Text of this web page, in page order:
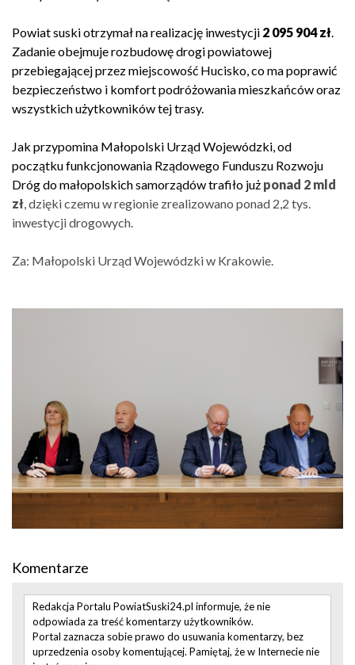
Powiat suski otrzymał na realizację inwestycji 2 095 904 zł
Zadanie obejmuje rozbudowę drogi powiatowej
przebiegającej przez miejscowość Hucisko, co ma poprawić
bezpieczeństwo i komfort podróżowania mieszkańców oraz
wszystkich użytkowników tej trasy.
Jak przypomina Małopolski Urząd Wojewódzki, od
początku funkcjonowania Rządowego Funduszu Rozwoju
Dróg do małopolskich samorządów trafiło już ponad 2 mld
zł , dzięki czemu w regionie zrealizowano ponad 2,2 tys.
inwestycji drogowych.
Za: Małopolski Urząd Wojewódzki w Krakowie.
Komentarze
Redakcja Portalu PowiatSuski24.pl informuje, że nie
odpowiada za treść komentarzy użytkowników.
Portal zaznacza sobie prawo do usuwania komentarzy, bez
uprzedzenia osoby komentującej. Pamiętaj, że w Internecie nie